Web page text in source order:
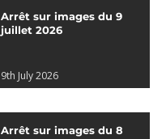
Arrêt sur images du 9
juillet 2026
9th July 2026
Arrêt sur images du 8